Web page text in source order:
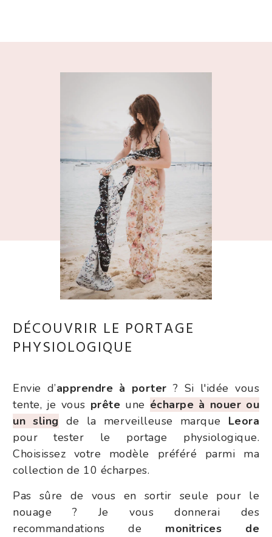
DÉCOUVRIR LE PORTAGE
PHYSIOLOGIQUE
Envie d’apprendre à porter ? Si l'idée vous
tente, je vous prête une écharpe à nouer ou
un sling de la merveilleuse marque Leora
pour tester le portage physiologique.
Choisissez votre modèle préféré parmi ma
collection de 10 écharpes.
Pas sûre de vous en sortir seule pour le
nouage ? Je vous donnerai des
recommandations de monitrices de